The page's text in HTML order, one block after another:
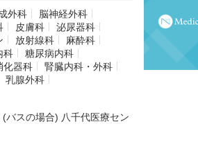
外科
脳神経外科
皮膚科
泌尿器科
放射線科
麻酔科
科
糖尿病内科
化器科
腎臓内科・外科
乳腺外科
バスの場合) 八千代医療セン